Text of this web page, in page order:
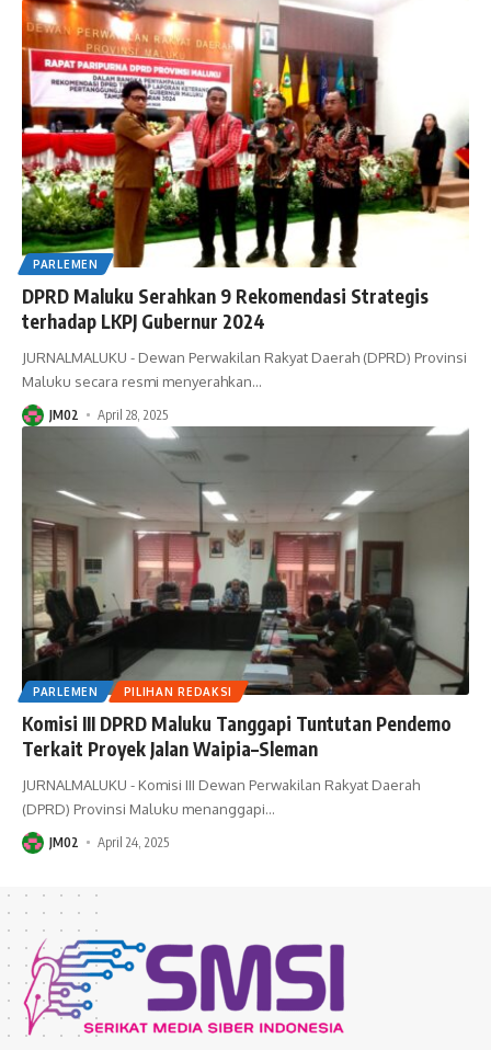
PARLEMEN
DPRD Maluku Serahkan 9 Rekomendasi Strategis
terhadap LKPJ Gubernur 2024
JURNALMALUKU - Dewan Perwakilan Rakyat Daerah (DPRD) Provinsi
Maluku secara resmi menyerahkan…
JM02 April 28, 2025
PARLEMEN PILIHAN REDAKSI
Komisi III DPRD Maluku Tanggapi Tuntutan Pendemo
Terkait Proyek Jalan Waipia–Sleman
JURNALMALUKU - Komisi III Dewan Perwakilan Rakyat Daerah
(DPRD) Provinsi Maluku menanggapi…
JM02 April 24, 2025